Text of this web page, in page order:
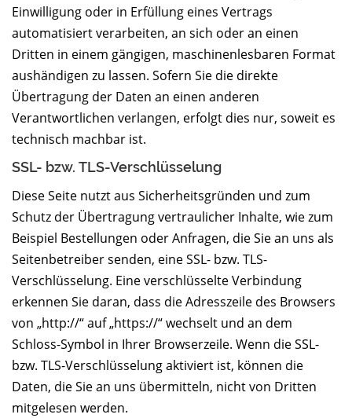
Einwilligung oder in Erfüllung eines Vertrags
automatisiert verarbeiten, an sich oder an einen
Dritten in einem gängigen, maschinenlesbaren Format
aushändigen zu lassen. Sofern Sie die direkte
Übertragung der Daten an einen anderen
Verantwortlichen verlangen, erfolgt dies nur, soweit es
technisch machbar ist.
SSL- bzw. TLS-Verschlüsselung
Diese Seite nutzt aus Sicherheitsgründen und zum
Schutz der Übertragung vertraulicher Inhalte, wie zum
Beispiel Bestellungen oder Anfragen, die Sie an uns als
Seitenbetreiber senden, eine SSL- bzw. TLS-
Verschlüsselung. Eine verschlüsselte Verbindung
erkennen Sie daran, dass die Adresszeile des Browsers
von „http://“ auf „https://“ wechselt und an dem
Schloss-Symbol in Ihrer Browserzeile. Wenn die SSL-
bzw. TLS-Verschlüsselung aktiviert ist, können die
Daten, die Sie an uns übermitteln, nicht von Dritten
mitgelesen werden.